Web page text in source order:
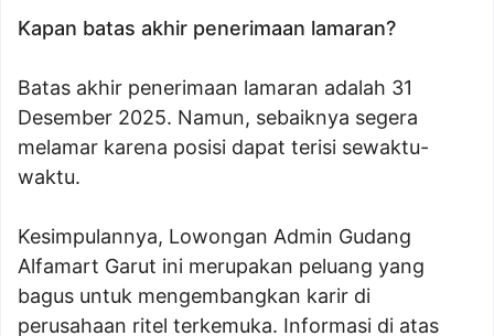
Kapan batas akhir penerimaan lamaran?
Batas akhir penerimaan lamaran adalah 31
Desember 2025. Namun, sebaiknya segera
melamar karena posisi dapat terisi sewaktu-
waktu.
Kesimpulannya, Lowongan Admin Gudang
Alfamart Garut ini merupakan peluang yang
bagus untuk mengembangkan karir di
perusahaan ritel terkemuka. Informasi di atas